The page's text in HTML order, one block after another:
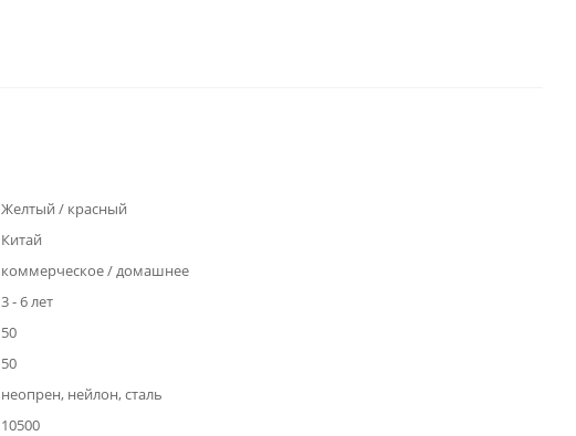
Желтый / красный
Китай
коммерческое / домашнее
3 - 6 лет
50
50
неопрен, нейлон, сталь
10500